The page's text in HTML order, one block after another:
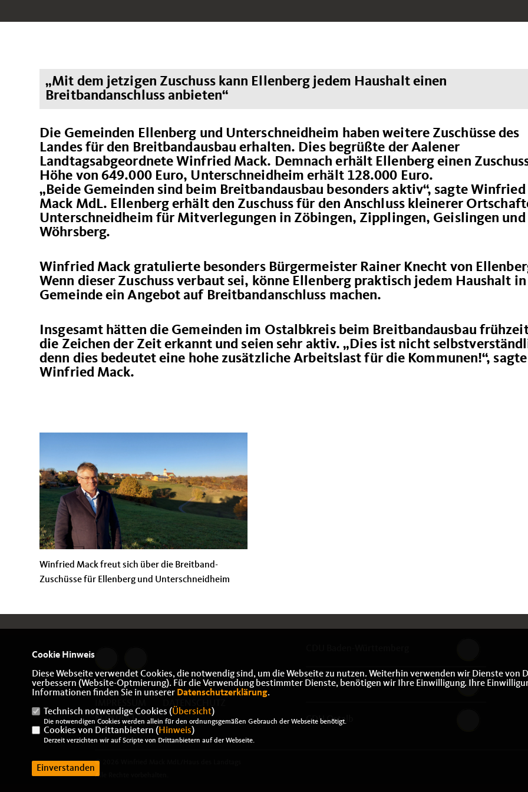
Mit dem jetzigen Zuschuss kann Ellenberg jedem Haushalt einen
Breitbandanschluss anbieten“
Die Gemeinden Ellenberg und Unterschneidheim haben weitere Zuschüsse des
Landes für den Breitbandausbau erhalten. Dies begrüßte der Aalener
Landtagsabgeordnete Winfried Mack. Demnach erhält Ellenberg einen
Höhe von 649.000 Euro, Unterschneidheim erhält 128.000 Euro.
Beide Gemeinden sind beim Breitbandausbau besonders aktiv“, sagte Winfried
Mack MdL. Ellenberg erhält den Zuschuss für den Anschluss kleinerer
Unterschneidheim für Mitverlegungen in Zöbingen, Zipplingen, Geislingen und
Wöhrsberg.
Winfried Mack gratulierte besonders Bürgermeister Rainer Knecht von
Wenn dieser Zuschuss verbaut sei, könne Ellenberg praktisch jedem Haushalt
Gemeinde ein Angebot auf Breitbandanschluss machen.
Insgesamt hätten die Gemeinden im Ostalbkreis beim Breitbandausbau
die Zeichen der Zeit erkannt und seien sehr aktiv. „Dies ist nicht
denn dies bedeutet eine hohe zusätzliche Arbeitslast für die Kommunen!“, sagte
Winfried Mack.
Winfried Mack freut sich über die Breitband-
Zuschüsse für Ellenberg und Unterschneidheim
DATENSCHUTZ
KONTAKT
CDU Deutschlands
CDU Ostalb
© 2026 Winfried Mack MdL/Haus des Landtags
Alle Rechte vorbehalten.
Cookie Hinweis
Diese Webseite verwendet Cookies, die notwendig sind, um die Webseite zu nutzen. Weiterhin verwenden wir Dienste
verbessern (Website-Optmierung). Für die Verwendung bestimmter Dienste, benötigen wir Ihre Einwilligung. Ihre
Informationen finden Sie in unserer Datenschutzerklärung.
Technisch notwendige Cookies (Übersicht)
Die notwendigen Cookies werden allein für den ordnungsgemäßen Gebrauch der Webseite benötigt.
Cookies von Drittanbietern ( Hinweis)
Derzeit verzichten wir auf Scripte von Drittanbietern auf der Webseite.
Einverstanden